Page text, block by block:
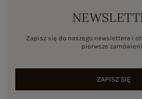
Zapisz się do naszego newslettera i
pierwsze
ZAPISZ SIĘ